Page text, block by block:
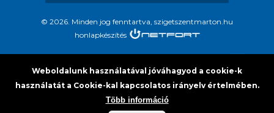
© 2026. Minden jog fenntartva, szigetszentmarton.hu
honlapkészítés
Weboldalunk használatával jóváhagyod a cookie-k
használatát a Cookie-kal kapcsolatos irányelv értelmében.
Több információ